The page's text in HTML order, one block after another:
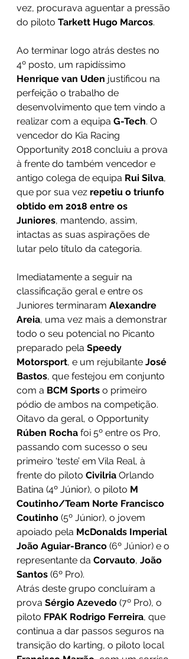
vez, procurava aguentar a pressão
do piloto Tarkett Hugo Marcos.
Ao terminar logo atrás destes no
4º posto, um rapidíssimo
Henrique van Uden justificou na
perfeição o trabalho de
desenvolvimento que tem vindo a
realizar com a equipa G-Tech. O
vencedor do Kia Racing
Opportunity 2018 concluiu a prova
à frente do também vencedor e
antigo colega de equipa Rui Silva,
que por sua vez repetiu o triunfo
obtido em 2018 entre os
Juniores, mantendo, assim,
intactas as suas aspirações de
lutar pelo título da categoria.
Imediatamente a seguir na
classificação geral e entre os
Juniores terminaram Alexandre
Areia, uma vez mais a demonstrar
todo o seu potencial no Picanto
preparado pela Speedy
Motorsport, e um rejubilante José
Bastos, que festejou em conjunto
com a BCM Sports o primeiro
pódio de ambos na competição.
Oitavo da geral, o Opportunity
Rúben Rocha foi 5º entre os Pro,
passando com sucesso o seu
primeiro ‘teste’ em Vila Real, à
frente do piloto Civilria Orlando
Batina (4º Júnior), o piloto M
Coutinho/Team Norte Francisco
Coutinho (5º Júnior), o jovem
apoiado pela McDonalds Imperial
João Aguiar-Branco (6º Júnior) e o
representante da Corvauto, João
Santos (6º Pro).
Atrás deste grupo concluíram a
prova Sérgio Azevedo (7º Pro), o
piloto FPAK Rodrigo Ferreira, que
continua a dar passos seguros na
transição do karting, o piloto local